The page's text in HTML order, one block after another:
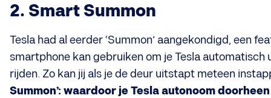
2. Smart Summon
Tesla had al eerder ‘Summon’ aangekondigd, een
smartphone kan gebruiken om je Tesla automatisch
rijden. Zo kan jij als je de deur uitstapt meteen
Summon’: waardoor je Tesla autonoom